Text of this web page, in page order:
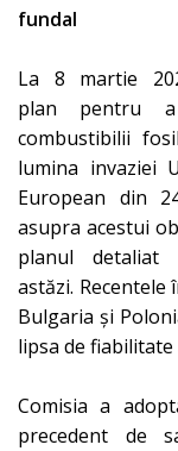
fundal
La 8 martie
plan pentru a
combustibilii
lumina invaziei
European din
asupra acestui
planul detaliat
astăzi. Recentele
Bulgaria și
lipsa de
Comisia a
precedent de